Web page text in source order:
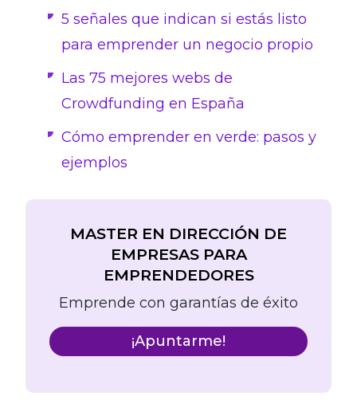
5 señales que indican si estás listo
para emprender un negocio propio
Las 75 mejores webs de
Crowdfunding en España
Cómo emprender en verde: pasos y
ejemplos
MASTER EN DIRECCIÓN DE
EMPRESAS PARA
EMPRENDEDORES
Emprende con garantías de éxito
¡Apuntarme!